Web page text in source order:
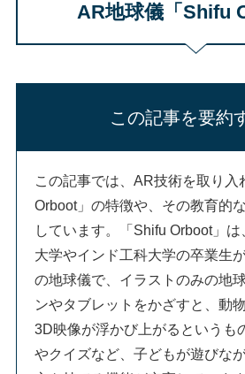
AR地球儀「Shifu
この記事を要約
この記事では、AR技術を取り入
Orboot」の特徴や、その教育的
しています。「Shifu Orboot」
大学やインド工科大学の卒業生
の地球儀で、イラストのみの地
ンやタブレットをかざすと、動
3D映像が浮かび上がるというも
やクイズなど、子どもが遊びな